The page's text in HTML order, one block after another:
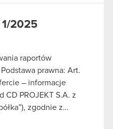
2025
raportów
prawna: Art.
– informacje
CD PROJEKT S.A. z
zgodnie z…